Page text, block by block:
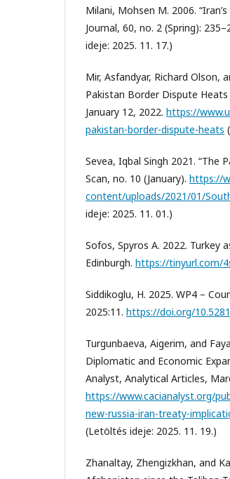
Milani, Mohsen M. 2006.
Journal, 60, no. 2 (Spring):
ideje: 2025. 11. 17.)
Mir, Asfandyar, Richard Olson,
Pakistan Border Dispute
January 12, 2022. https://
pakistan-border-dispute-heats
Sevea, Iqbal Singh 2021. “The
Scan, no. 10 (January). https://
content/uploads/2021/01/
ideje: 2025. 11. 01.)
Sofos, Spyros A. 2022. Turkey
Edinburgh. https://tinyurl.com/
Siddikoglu, H. 2025. WP4 –
2025:11. https://doi.org/
Turgunbaeva, Aigerim, and
Diplomatic and Economic
Analyst, Analytical Articles,
https://www.cacianalyst.org/
new-russia-iran-treaty-
(Letöltés ideje: 2025. 11. 19.)
Zhanaltay, Zhengizkhan, and